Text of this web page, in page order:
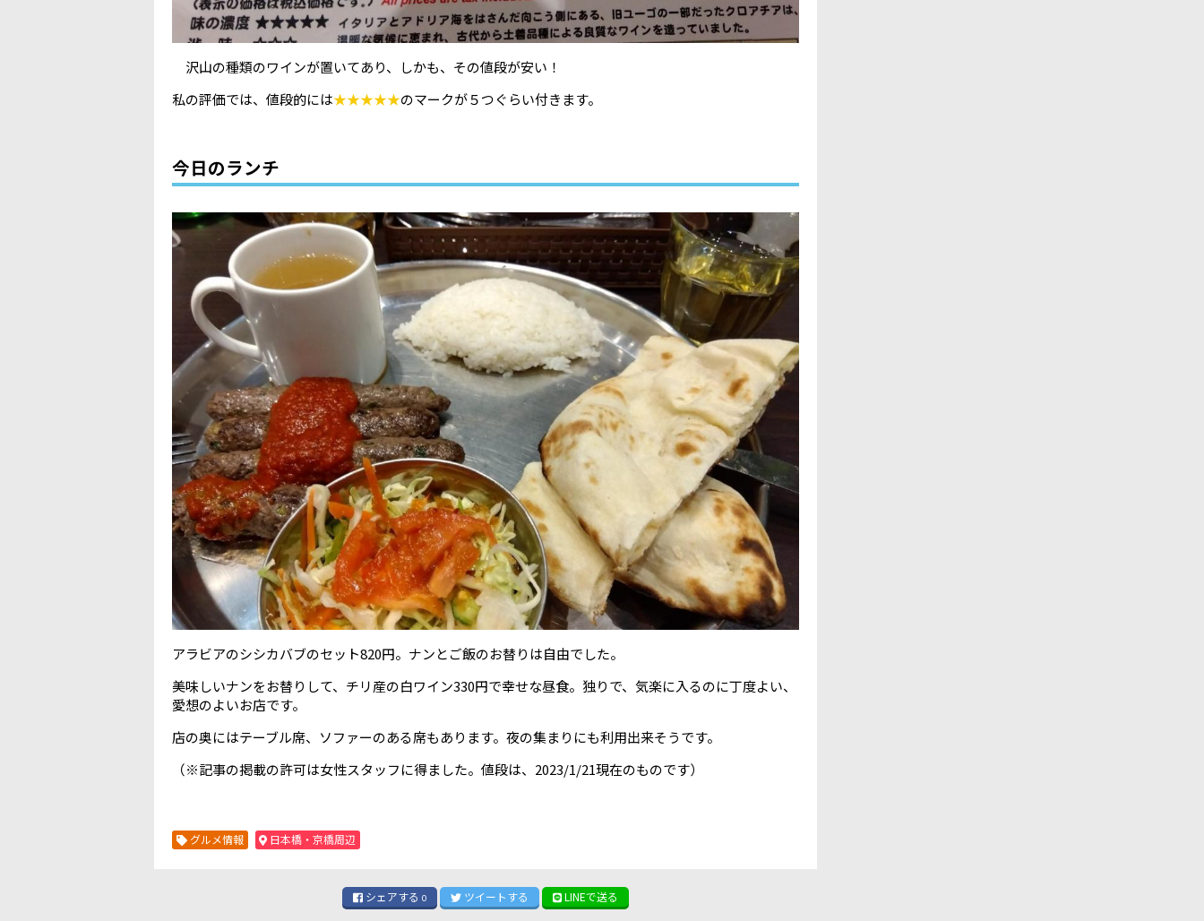
沢山の種類のワインが置いてあり、しかも、その値段が安い！
私の評価では、値段的には★★★★★のマークが５つぐらい付きます。
今日のランチ
アラビアのシシカバブのセット820円。ナンとご飯のお替りは自由でした。
美味しいナンをお替りして、チリ産の白ワイン330円で幸せな昼食。独りで、気楽に入るのに丁度よい、
愛想のよいお店です。
店の奥にはテーブル席、ソファーのある席もあります。夜の集まりにも利用出来そうです。
（※記事の掲載の許可は女性スタッフに得ました。値段は、2023/1/21現在のものです）
グルメ情報 日本橋・京橋周辺
シェアする 0 ツイートする LINEで送る